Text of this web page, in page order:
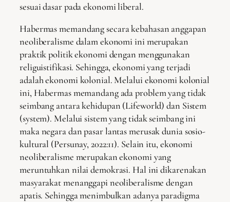
sesuai dasar pada ekonomi liberal.
Habermas memandang secara kebahasan anggapan
neoliberalisme dalam ekonomi ini merupakan
praktik politik ekonomi dengan menggunakan
religuistifikasi. Sehingga, ekonomi yang terjadi
adalah ekonomi kolonial. Melalui ekonomi kolonial
ini, Habermas memandang ada problem yang tidak
seimbang antara kehidupan (Lifeworld) dan Sistem
(system). Melalui sistem yang tidak seimbang ini
maka negara dan pasar lantas merusak dunia sosio-
kultural (Persunay, 2022:11). Selain itu, ekonomi
neoliberalisme merupakan ekonomi yang
meruntuhkan nilai demokrasi. Hal ini dikarenakan
masyarakat menanggapi neoliberalisme dengan
apatis. Sehingga menimbulkan adanya paradigma